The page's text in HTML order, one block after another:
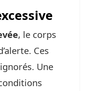
, le corps
Ces
Une